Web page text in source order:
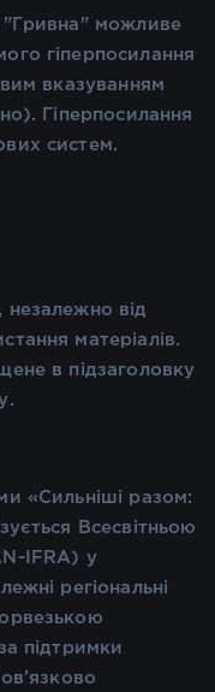
"Гривна" можливе
гіперпосилання
вказуванням
Гіперпосилання
систем.
від
матеріалів.
в підзаголовку
«Сильніші разом:
Всесвітньою
IFRA) у
регіональні
підтримки